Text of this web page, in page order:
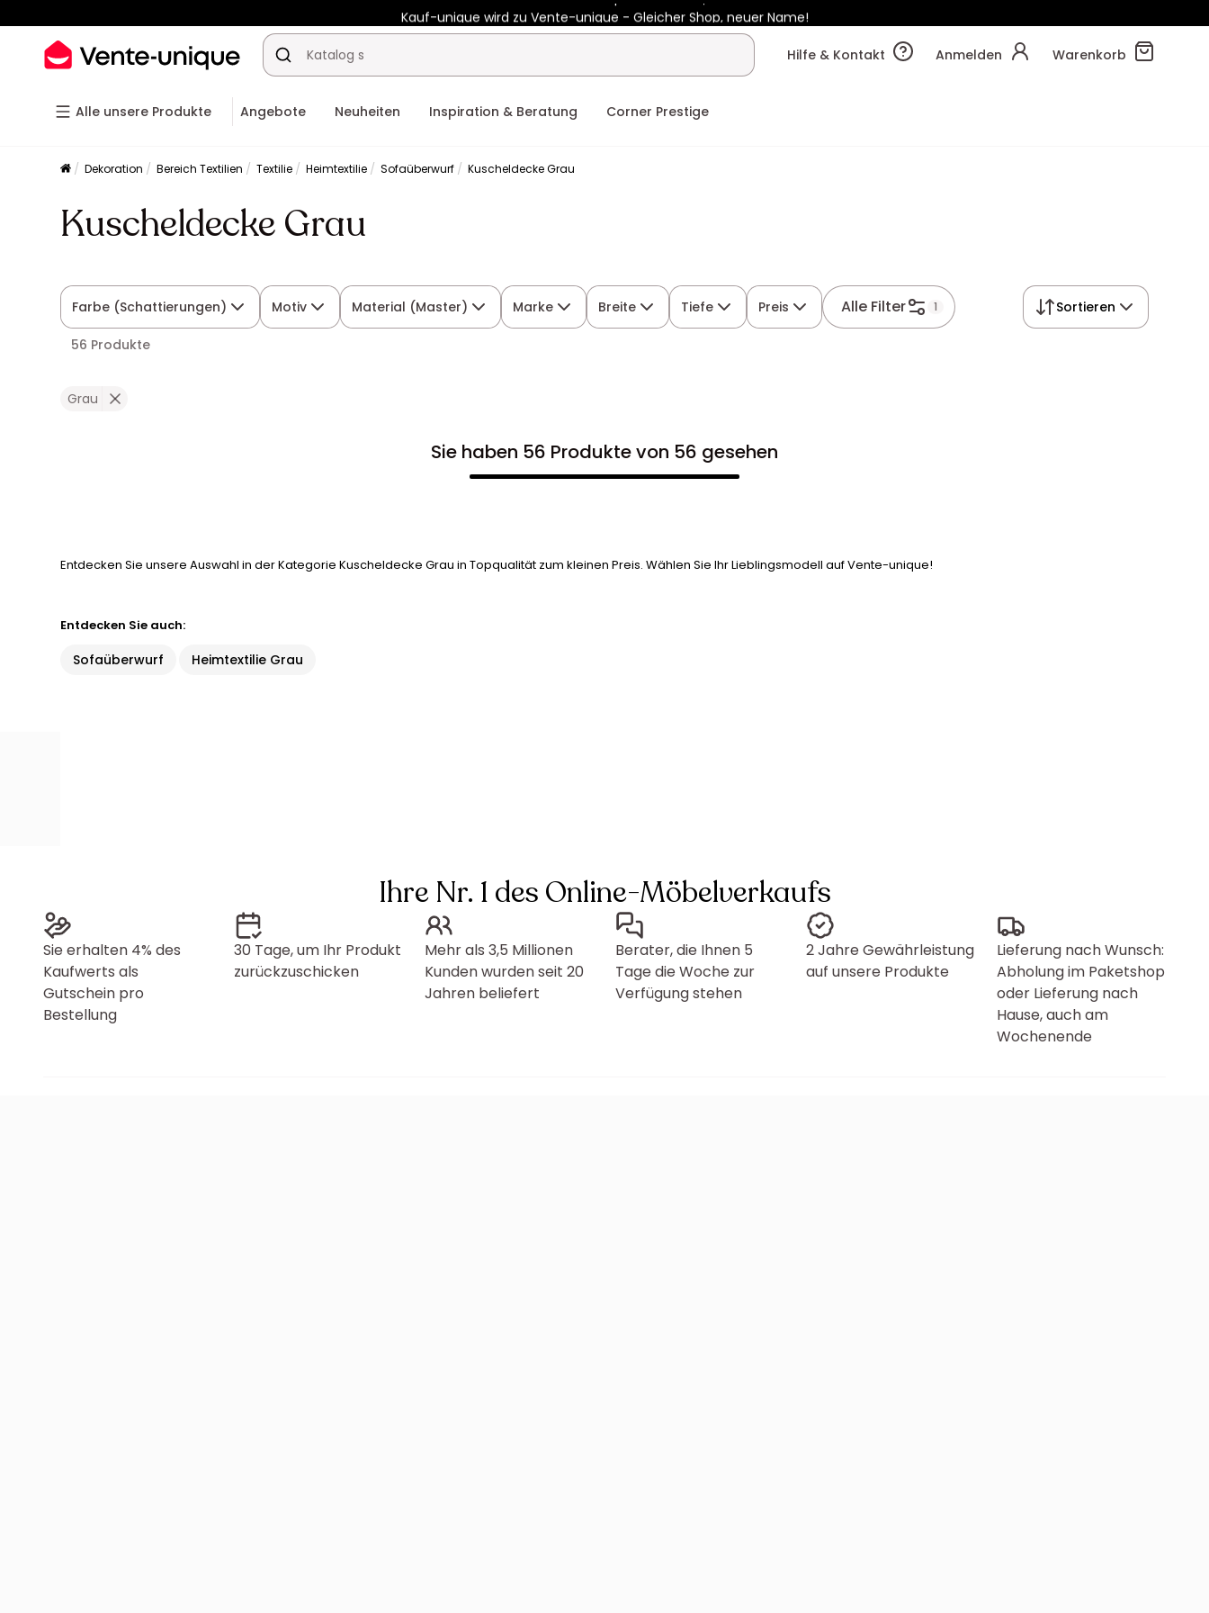
Kauf-unique wird zu Vente-unique - Gleicher Shop, neuer Name!
-10% ab 400€ mitHEAT10auf Vente-unique-Produkte Noch:02t
Hilfe & Kontakt Anmelden Warenkorb
Alle unsere Produkte Angebote Neuheiten Inspiration & Beratung Corner Prestige
Dekoration Bereich Textilien Textilie Heimtextilie Sofaüberwurf Kuscheldecke Grau
Kuscheldecke Grau
Farbe (Schattierungen) Motiv Material (Master) Marke Breite Tiefe Preis Alle Filter 1 Sortieren
56 Produkte
Grau
Sie haben 56 Produkte von 56 gesehen
Entdecken Sie unsere Auswahl in der Kategorie Kuscheldecke Grau in Topqualität zum kleinen Preis. Wählen Sie Ihr Lieblingsmodell auf Vente-unique!
Entdecken Sie auch:
Sofaüberwurf Heimtextilie Grau
Ihre Nr. 1 des Online-Möbelverkaufs
Sie erhalten 4% des
Kaufwerts als
Gutschein pro
Bestellung
30 Tage, um Ihr Produkt
zurückzuschicken
Mehr als 3,5 Millionen
Kunden wurden seit 20
Jahren beliefert
Berater, die Ihnen 5
Tage die Woche zur
Verfügung stehen
2 Jahre Gewährleistung
auf unsere Produkte
Lieferung nach Wunsch:
Abholung im Paketshop
oder Lieferung nach
Hause, auch am
Wochenende